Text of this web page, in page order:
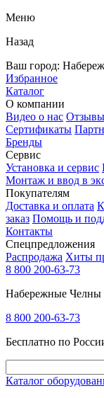
Меню
Назад
Ваш город:
Избранное
Каталог
О компании
Видео о нас
Сертификаты
Бренды
Сервис
Установка и сервис
Монтаж и ввод в
Покупателям
Доставка и оплата
заказ Помощь и
Контакты
Спецпредложения
Распродажа Хиты
8 800 200-63-73
Набережные Челны
8 800 200-63-73
Бесплатно по
Каталог